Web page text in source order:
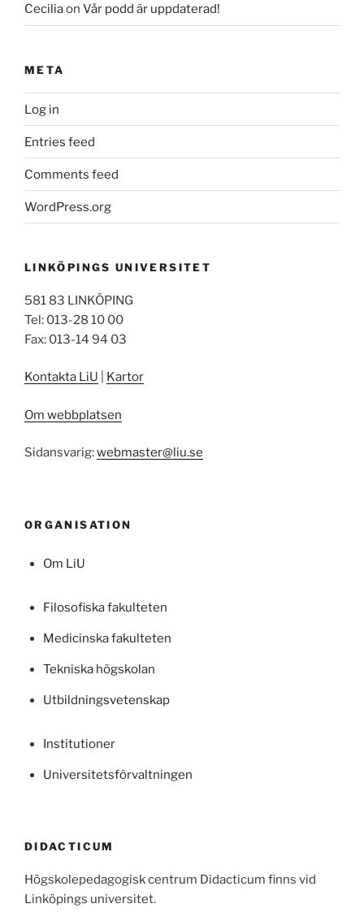
Ceciliaon Vår podd är uppdaterad!
META
Log in
Entries feed
Comments feed
WordPress.org
LINKÖPINGS UNIVERSITET
581 83 LINKÖPING
Tel: 013-28 10 00
Fax: 013-14 94 03
Kontakta LiU Kartor
Om webbplatsen
Sidansvarig:webmaster@liu.se
ORGANISATION
Om LiU
Filosofiska fakulteten
Medicinska fakulteten
Tekniska högskolan
Utbildningsvetenskap
Institutioner
Universitetsförvaltningen
DIDACTICUM
Högskolepedagogisk centrum Didacticum finns vid
Linköpings universitet.